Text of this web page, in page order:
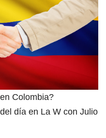
Colombia?
día en La W con Julio